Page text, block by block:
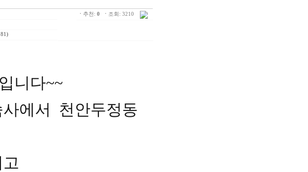
ㆍ 추천: 0 ㆍ 조회: 3210
니다~~
에서 천안두정동